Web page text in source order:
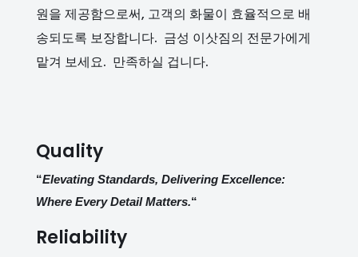
원을 제공함으로써, 고객의 화물이 효율적으로 배
송되도록 보장합니다. 금성 이삿짐의 전문가에게
맡겨 보세요. 만족하실 겁니다.
Quality
“Elevating Standards, Delivering Excellence:
Where Every Detail Matters.“
Reliability